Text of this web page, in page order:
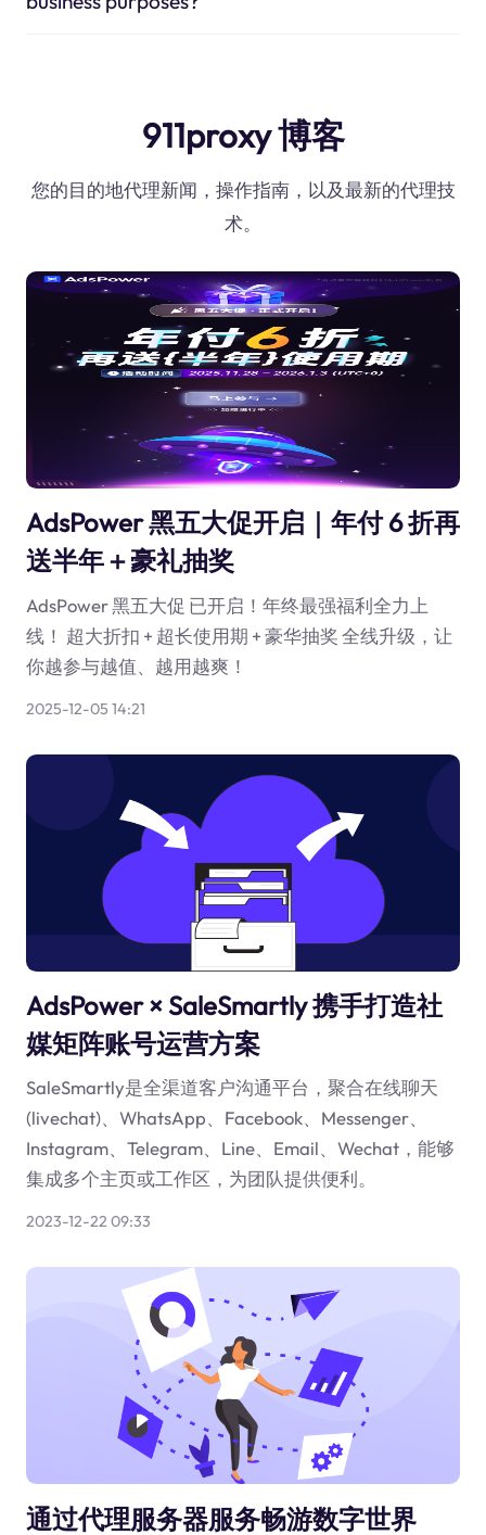
911proxy 博客
您的目的地代理新闻，操作指南，以及最新的代理技
术。
AdsPower 黑五大促开启｜年付 6 折再
送半年＋豪礼抽奖
AdsPower 黑五大促 已开启！年终最强福利全力上
线！ 超大折扣 + 超长使用期 + 豪华抽奖 全线升级，让
你越参与越值、越用越爽！
2025-12-05 14:21
AdsPower × SaleSmartly 携手打造社
媒矩阵账号运营方案
SaleSmartly是全渠道客户沟通平台，聚合在线聊天
(livechat)、WhatsApp、Facebook、Messenger、
Instagram、Telegram、Line、Email、Wechat，能够
集成多个主页或工作区，为团队提供便利。
2023-12-22 09:33
通过代理服务器服务畅游数字世界